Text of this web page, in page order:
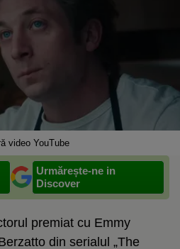
video YouTube
Urmărește-ne in
Discover
premiat cu Emmy
din serialul „The